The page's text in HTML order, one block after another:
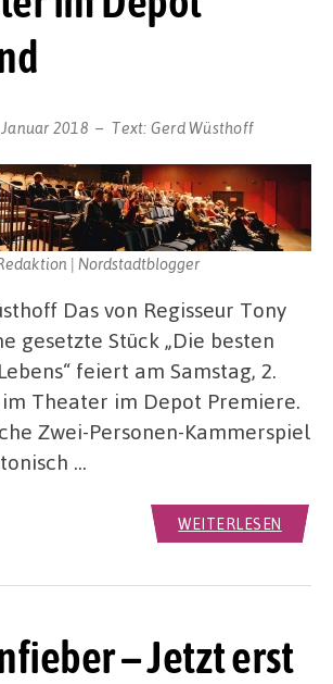
2018 Text: Gerd Wüsthoff
| Nordstadtblogger
Das von Regisseur Tony
gesetzte Stück „Die besten
feiert am Samstag, 2.
im Theater im Depot Premiere.
Zwei-Personen-Kammerspiel
…
WEITERLESEN
– Jetzt erst